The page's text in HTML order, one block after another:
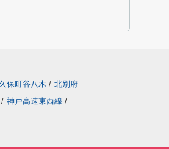
保町谷八木 / 北別府
/ 神戸高速東西線 /